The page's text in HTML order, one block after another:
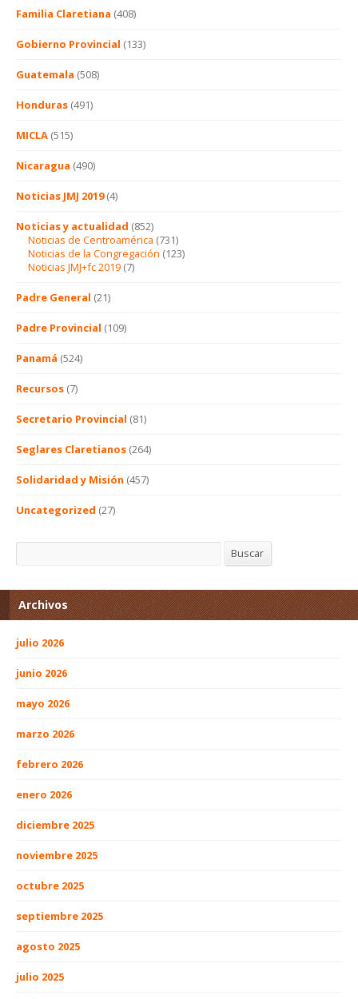
Familia Claretiana (408)
Gobierno Provincial (133)
Guatemala (508)
Honduras (491)
MICLA (515)
Nicaragua (490)
Noticias JMJ 2019(4)
Noticias y actualidad (852)
Noticias de Centroamérica (731)
Noticias de la Congregación (123)
Noticias JMJ+fc 2019 (7)
Padre General (21)
Padre Provincial (109)
Panamá (524)
Recursos (7)
Secretario Provincial (81)
Seglares Claretianos (264)
Solidaridad y Misión (457)
Uncategorized (27)
Buscar
Archivos
julio 2026
junio 2026
mayo 2026
marzo 2026
febrero 2026
enero 2026
diciembre 2025
noviembre 2025
octubre 2025
septiembre 2025
agosto 2025
julio 2025